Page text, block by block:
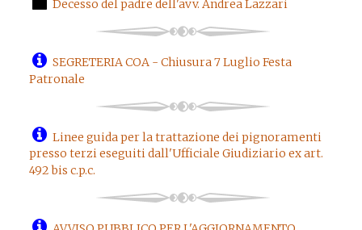
Decesso del padre dell'avv. Andrea Lazzari
SEGRETERIA COA - Chiusura 7 Luglio Festa
Patronale
Linee guida per la trattazione dei pignoramenti
presso terzi eseguiti dall'Ufficiale Giudiziario ex art.
492 bis c.p.c.